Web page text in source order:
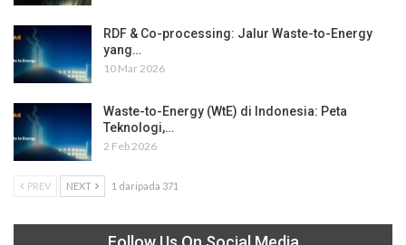
RDF & Co-processing: Jalur Waste-to-Energy
yang…
10 Mar 2026
Waste-to-Energy (WtE) di Indonesia: Peta
Teknologi,…
2 Feb 2026
PREV NEXT 1 daripada 371